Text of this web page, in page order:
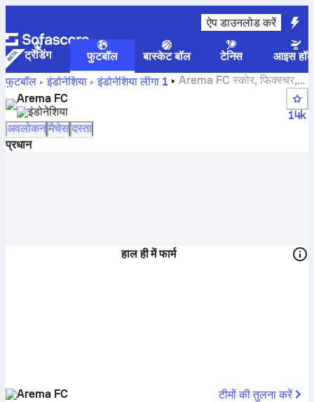
ऐप डाउनलोड करें
ट्रेंडिंग फुटबॉल बास्केट बॉल टेनिस
आइस
फुटबॉल
इंडोनेशिया इंडोनेशिया लीगा 1
Arema FC स्कोर, फिक्स्चर,
स्टैंडिंग्स और प्लेयर स्टैटस
Arema FC
इंडोनेशिया
14k
अवलोकन मैचेस दस्ता
प्रधान
हाल ही में फार्म
Arema FC
टीमों की तुलना करें